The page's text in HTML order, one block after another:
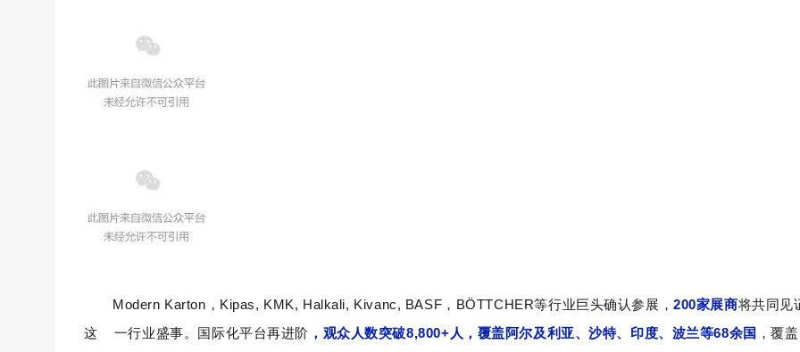
Modern Karton，Kipas, KMK, Halkali, Kivanc, BASF ，BÖTTCHER等行业巨头确认参展，200家展商将共同见
这
一行业盛事。国际化平台再进阶 ，观众人数突破8,800+ 人，覆盖阿尔及利亚、沙特、印度、波兰等68余国 ，覆